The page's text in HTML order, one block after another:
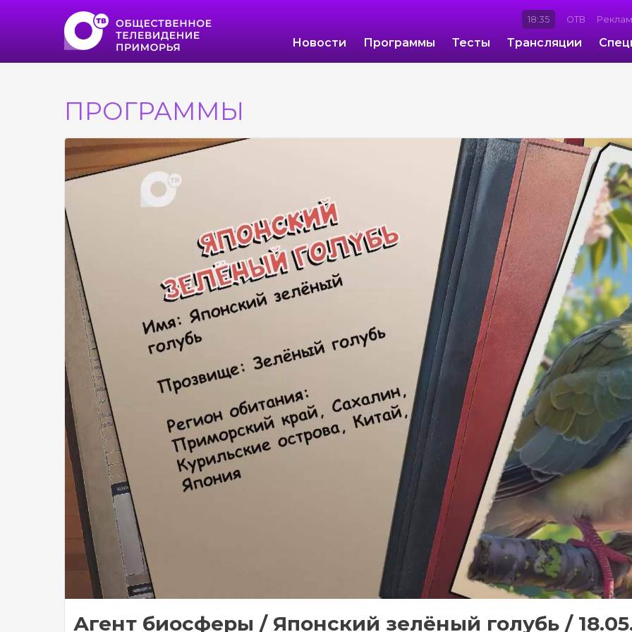
18:35 ОТВ
Новости Программы Тесты Трансляции
ПРОГРАММЫ
Агент биосферы / Японский зелёный голубь /